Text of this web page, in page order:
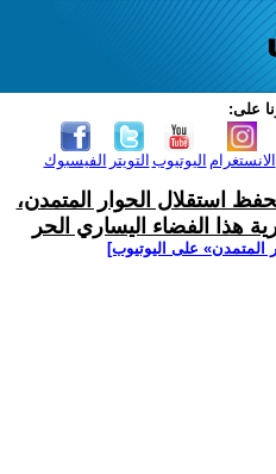
على:
الفيسبوك التويتر اليوتيوب الانستغرام
استقلال الحوار المتمدن،
هذا الفضاء اليساري الحر
المتمدن» على اليوتيوب]